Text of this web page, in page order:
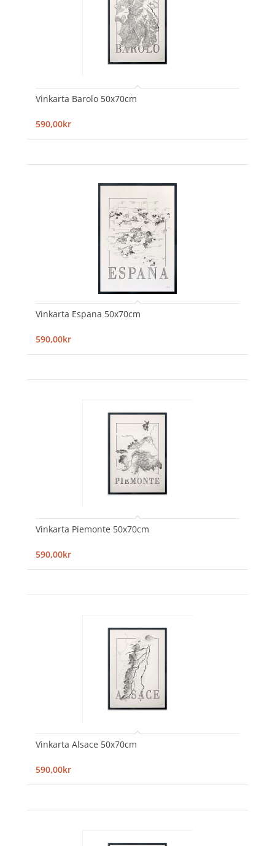
Vinkarta Barolo 50x70cm
590,00kr
Vinkarta Espana 50x70cm
590,00kr
Vinkarta Piemonte 50x70cm
590,00kr
Vinkarta Alsace 50x70cm
590,00kr